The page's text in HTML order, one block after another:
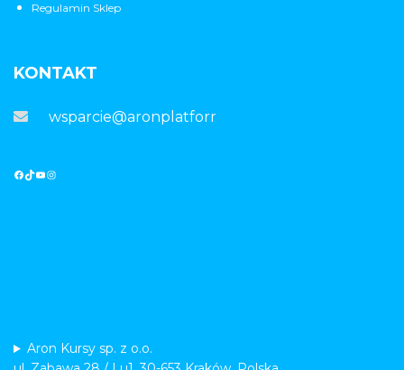
Regulamin Sklep
KONTAKT
wsparcie@aronplatforma.pl
Aron Kursy sp. z o.o.